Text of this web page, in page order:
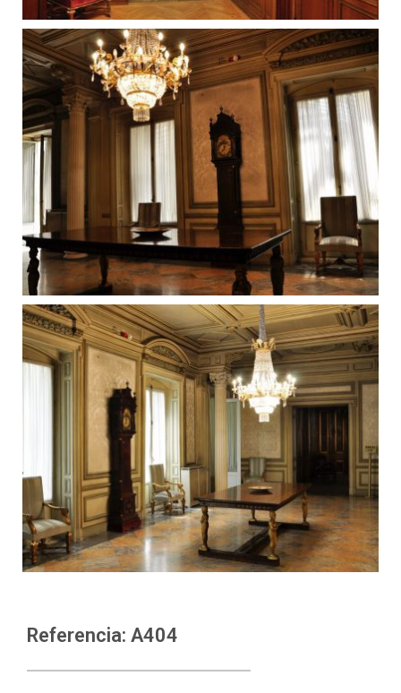
Referencia: A404